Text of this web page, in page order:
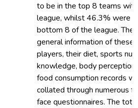
to be in the top 8 teams
league, whilst 46.3% were
bottom 8 of the league. The
general information of these
players, their diet, sports
knowledge, body perception
food consumption records
collated through numerous
face questionnaires. The total